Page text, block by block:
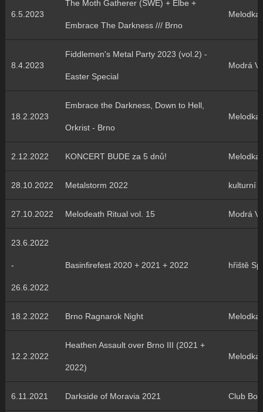
6.5.2023
The Moth Gatherer (SWE) + Elbe +
Embrace The Darkness /// Brno
Melodka
8.4.2023
Fiddlemen's Metal Party 2023 (vol.2) -
Easter Special
Modrá
18.2.2023
Embrace the Darkness, Down to Hell,
Orkrist - Brno
Melodka
2.12.2022 KONCERT BUDE za 5 dnů! Melodka
28.10.2022 Metalstorm 2022 kulturní
27.10.2022 Melodeath Ritual vol. 15 Modrá
23.6.2022
-
26.6.2022
Basinfirefest 2020 + 2021 + 2022 hřiště
18.2.2022 Brno Ragnarok Night Melodka
12.2.2022
Heathen Assault over Brno III (2021 +
2022)
Melodka
6.11.2021 Darkside of Moravia 2021 Club